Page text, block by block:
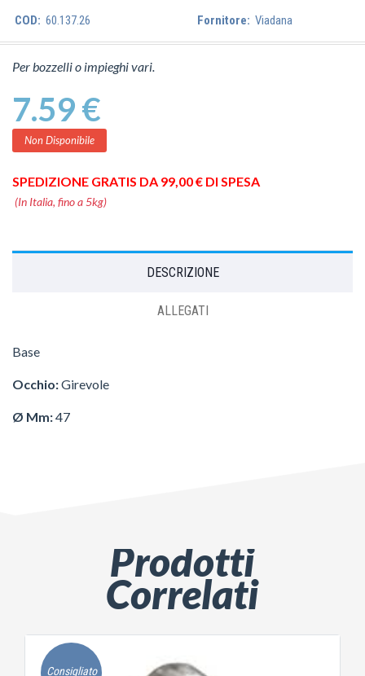
COD: 60.137.26 Fornitore: Viadana
Per bozzelli o impieghi vari.
7.59 €
Non Disponibile
SPEDIZIONE GRATIS DA 99,00 € DI SPESA
(In Italia, fino a 5kg)
DESCRIZIONE
ALLEGATI
Base
Occhio:Girevole
Ø Mm:47
Prodotti
Correlati
Consigliato